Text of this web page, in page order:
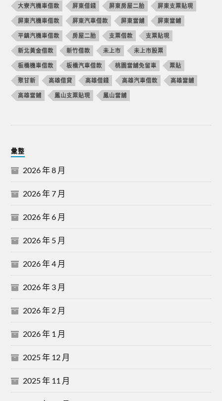
大寮汽機車借款 屏東借錢 屏東房屋二胎 屏東支票貼現
屏東汽機車借款 屏東汽車借款 屏東當舖 屏東當鋪
平鎮汽機車借款 房屋二胎 支票借款 支票貼現
新北黃金借款 新竹借款 未上市 未上市股票
板橋機車借款 板橋汽車借款 桃園當舖免留車 票貼
聚甘新 高雄借貸 高雄借錢 高雄汽車借款 高雄當舖
高雄當鋪 鳳山支票貼現 鳳山當舖
彙整
2026 年 8 月
2026 年 7 月
2026 年 6 月
2026 年 5 月
2026 年 4 月
2026 年 3 月
2026 年 2 月
2026 年 1 月
2025 年 12 月
2025 年 11 月